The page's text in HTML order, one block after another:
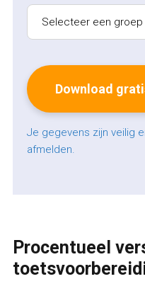
Je gegevens zijn veilig
afmelden.
Procentueel